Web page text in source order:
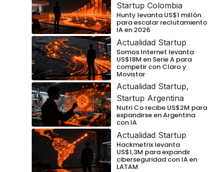
Startup Colombia
Hunty levanta US$1 millón
para escalar reclutamiento
IA en 2026
Actualidad Startup
Somos Internet levanta
US$18M en Serie A para
competir con Claro y
Movistar
Actualidad Startup,
Startup Argentina
Nutri Co recibe US$2M para
expandirse en Argentina
con IA
Actualidad Startup
Hackmetrix levanta
US$1,3M para expandir
ciberseguridad con IA en
LATAM